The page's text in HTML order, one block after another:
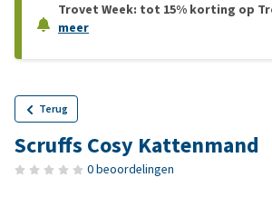
Trovet Week: tot 15% korting op
meer
Terug
Scruffs Cosy Kattenmand
0 beoordelingen